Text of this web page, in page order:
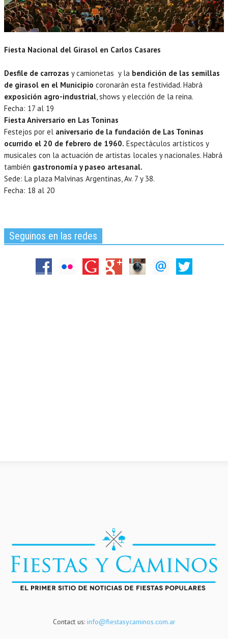
Fiesta Nacional del Girasol en Carlos Casares
Desfile de carrozas y camionetas y la bendición de las semillas
de girasol en el Municipio coronarán esta festividad. Habrá
exposición agro-industrial, shows y elección de la reina.
Fecha: 17 al 19
Fiesta Aniversario en Las Toninas
Festejos por el aniversario de la fundación de Las Toninas
ocurrido el 20 de febrero de 1960. Espectáculos artísticos y
musicales con la actuación de artistas locales y nacionales. Habrá
también gastronomía y paseo artesanal.
Sede: La plaza Malvinas Argentinas, Av. 7 y 38.
Fecha: 18 al 20
Seguinos en las redes
Contact us: info@fiestasycaminos.com.ar